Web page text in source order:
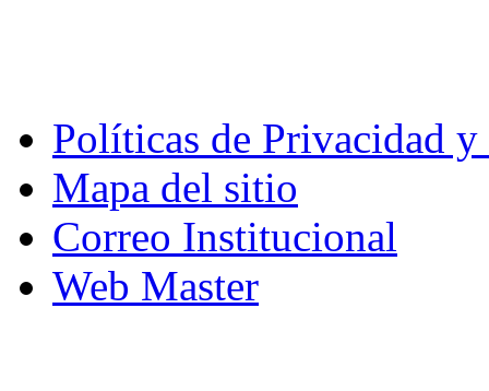
Políticas de Privacidad
Mapa del sitio
Correo Institucional
Web Master